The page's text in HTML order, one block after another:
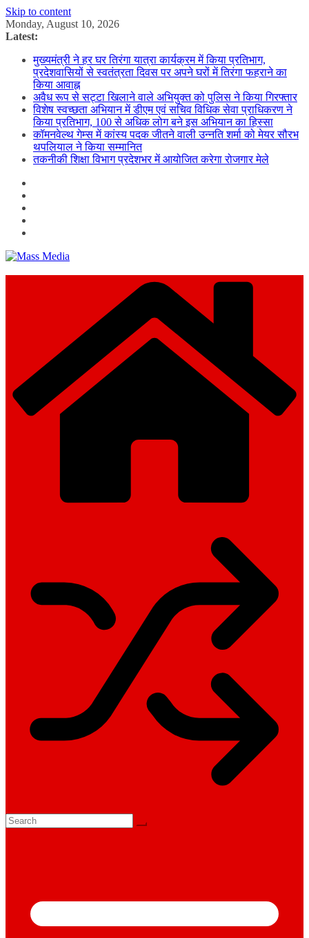
Skip to content
Monday, August 10, 2026
Latest:
मुख्यमंत्री ने हर घर तिरंगा यात्रा कार्यक्रम में किया प्रतिभाग,
प्रदेशवासियों से स्वतंत्रता दिवस पर अपने घरों में तिरंगा फहराने का
किया आवाह्न
अवैध रूप से सट्टा खिलाने वाले अभियुक्त को पुलिस ने किया गिरफ्तार
विशेष स्वच्छता अभियान में डीएम एवं सचिव विधिक सेवा प्राधिकरण ने
किया प्रतिभाग, 100 से अधिक लोग बने इस अभियान का हिस्सा
कॉमनवेल्थ गेम्स में कांस्य पदक जीतने वाली उन्नति शर्मा को मेयर सौरभ
थपलियाल ने किया सम्मानित
तकनीकी शिक्षा विभाग प्रदेशभर में आयोजित करेगा रोजगार मेले